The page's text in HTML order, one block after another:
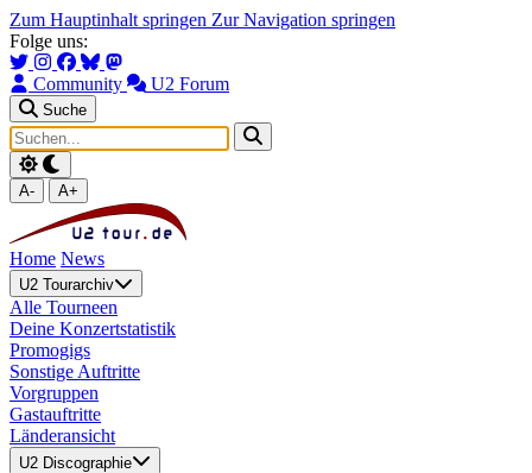
Zum Hauptinhalt springen Zur Navigation springen
Folge uns:
Community U2 Forum
Suche
A- A+
Home News
U2 Tourarchiv
Alle Tourneen
Deine Konzertstatistik
Promogigs
Sonstige Auftritte
Vorgruppen
Gastauftritte
Länderansicht
U2 Discographie